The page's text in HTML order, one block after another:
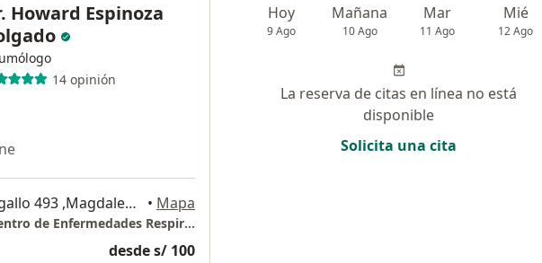
Howard Espinoza
14 opinión
Jiron de la Roca Vergallo 493 ,Magdalena del Mar OFICINA 705, Lima • Mapa
Respiremos Salud - Centro de Enfermedades Respiratorias
desde s/ 100
Hoy
9 Ago
Mañana
10 Ago
Mar
11 Ago
Mié
12 Ago
La reserva de citas en línea no está
disponible
Solicita una cita